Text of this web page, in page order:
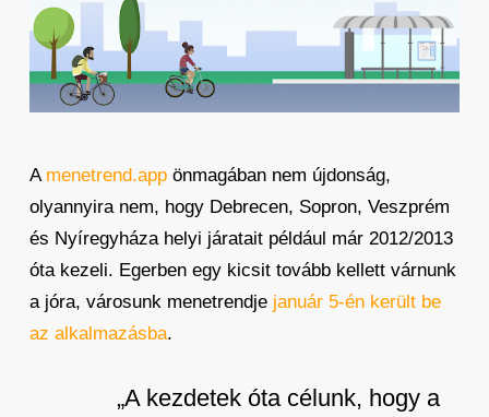
A menetrend.appönmagában nem újdonság,
olyannyira nem, hogy Debrecen, Sopron, Veszprém
és Nyíregyháza helyi járatait például már 2012/2013
óta kezeli. Egerben egy kicsit tovább kellett várnunk
a jóra, városunk menetrendje január 5-én került be
az alkalmazásba.
„A kezdetek óta célunk, hogy a